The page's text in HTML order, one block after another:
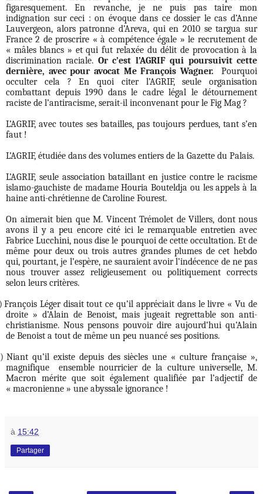
figaresquement. En revanche, je ne puis pas taire mon
indignation sur ceci : on évoque dans ce dossier le cas d’Anne
Lauvergeon, alors patronne d’Areva, qui en 2010 se targua sur
France 2 de proscrire « à compétence égale » le recrutement de
« mâles blancs » et qui fut relaxée du délit de provocation à la
discrimination raciale. Or c’est l’AGRIF qui poursuivit cette
dernière, avec pour avocat Me François Wagner.
Pourquoi
occulter cela ? En quoi citer l’AGRIF, seule organisation
combattant depuis 1990 dans le cadre légal le détournement
raciste de l’antiracisme, serait-il inconvenant pour le Fig Mag ?
L’AGRIF, avec toutes ses batailles, pas toujours perdues, tant s’en
faut !
L’AGRIF, étudiée dans des volumes entiers de la Gazette du Palais.
L’AGRIF, seule association bataillant en justice contre le racisme
islamo-gauchiste de madame Houria Bouteldja ou les appels à la
haine anti-chrétienne de Caroline Fourest.
On aimerait bien que M. Vincent Trémolet de Villers, dont nous
avons il y a peu encore cité ici le remarquable entretien avec
Fabrice Lucchini, nous dise le pourquoi de cette occultation. Et de
même pour deux ou trois autres grandes plumes de cet hebdo
qui, pourtant, je l’espère, ne sauraient avoir l’indécence de ne pas
nous trouver assez religieusement ou politiquement corrects
selon leurs critères.
François Léger disait tout ce qu’il appréciait dans le livre « Vu de
droite » d’Alain de Benoist, mais jugeait regrettable son anti-
christianisme. Nous pensons pouvoir dire aujourd’hui qu’Alain
de Benoist a tout de même un peu nuancé ses positions.
Niant qu’il existe depuis des siècles une « culture française »,
magnifique
ensemble nourricier de la culture universelle, M.
Macron mérite que soit également qualifiée par l’adjectif de
« macronienne » une abyssale ignorance !
à 15:42
Partager